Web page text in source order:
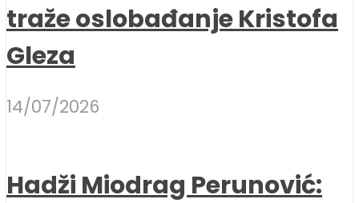
traže oslobađanje Kristofa
Gleza
14/07/2026
Hadži Miodrag Perunović: